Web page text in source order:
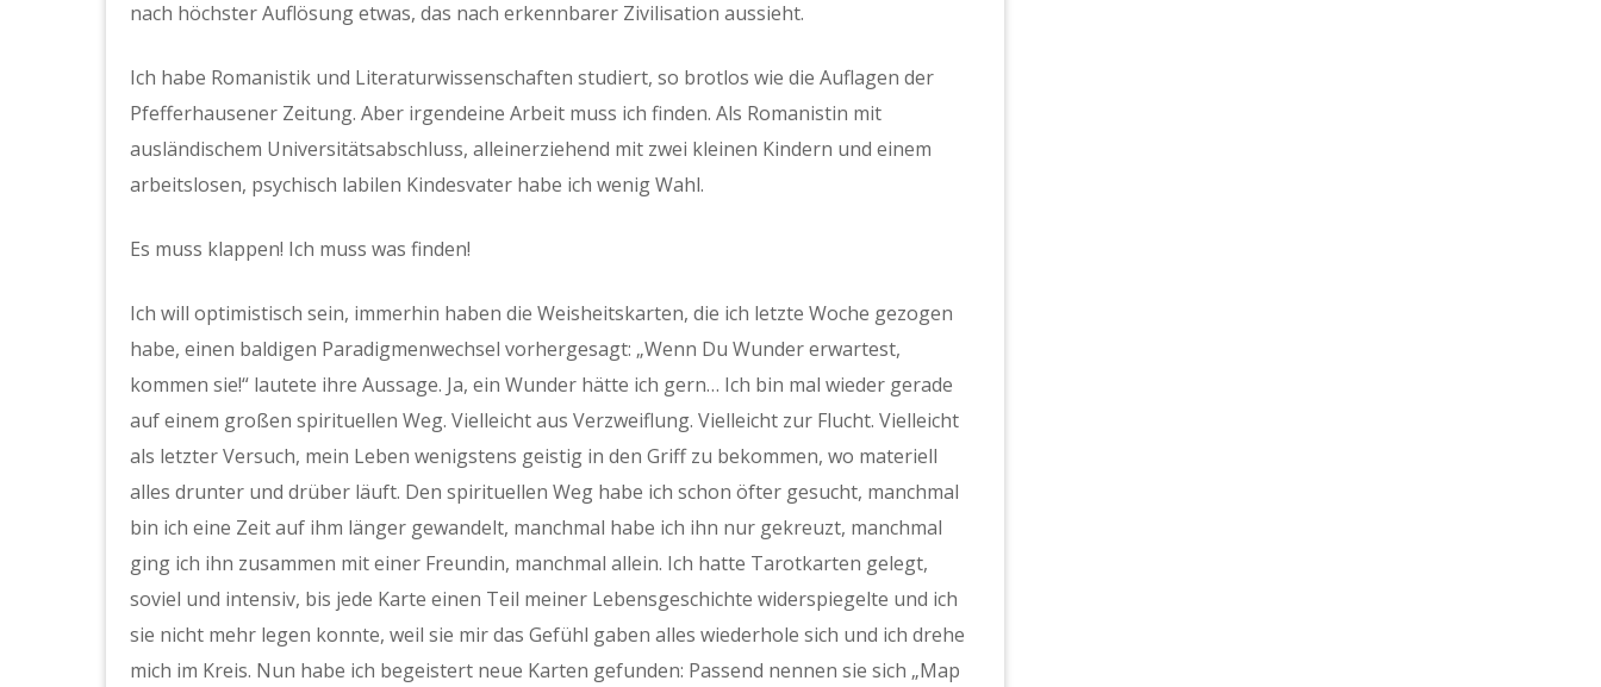
nach höchster Auflösung etwas, das nach erkennbarer Zivilisation aussieht.
Ich habe Romanistik und Literaturwissenschaften studiert, so brotlos wie die Auflagen der
Pfefferhausener Zeitung. Aber irgendeine Arbeit muss ich finden. Als Romanistin mit
ausländischem Universitätsabschluss, alleinerziehend mit zwei kleinen Kindern und einem
arbeitslosen, psychisch labilen Kindesvater habe ich wenig Wahl.
Es muss klappen! Ich muss was finden!
Ich will optimistisch sein, immerhin haben die Weisheitskarten, die ich letzte Woche gezogen
habe, einen baldigen Paradigmenwechsel vorhergesagt: „Wenn Du Wunder erwartest,
kommen sie!“ lautete ihre Aussage. Ja, ein Wunder hätte ich gern… Ich bin mal wieder gerade
auf einem großen spirituellen Weg. Vielleicht aus Verzweiflung. Vielleicht zur Flucht. Vielleicht
als letzter Versuch, mein Leben wenigstens geistig in den Griff zu bekommen, wo materiell
alles drunter und drüber läuft. Den spirituellen Weg habe ich schon öfter gesucht, manchmal
bin ich eine Zeit auf ihm länger gewandelt, manchmal habe ich ihn nur gekreuzt, manchmal
ging ich ihn zusammen mit einer Freundin, manchmal allein. Ich hatte Tarotkarten gelegt,
soviel und intensiv, bis jede Karte einen Teil meiner Lebensgeschichte widerspiegelte und ich
sie nicht mehr legen konnte, weil sie mir das Gefühl gaben alles wiederhole sich und ich drehe
mich im Kreis. Nun habe ich begeistert neue Karten gefunden: Passend nennen sie sich „Map